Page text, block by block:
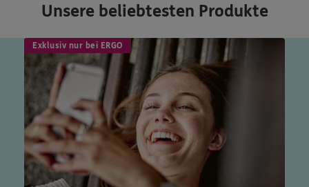
Unsere beliebtesten Produkte
Exklusiv nur bei ERGO